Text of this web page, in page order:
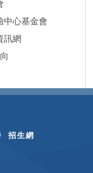
中心基金會
訊網
招生網